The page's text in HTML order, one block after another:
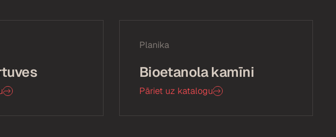
Planika
Bioetanola kamīni
Pāriet uz katalogu